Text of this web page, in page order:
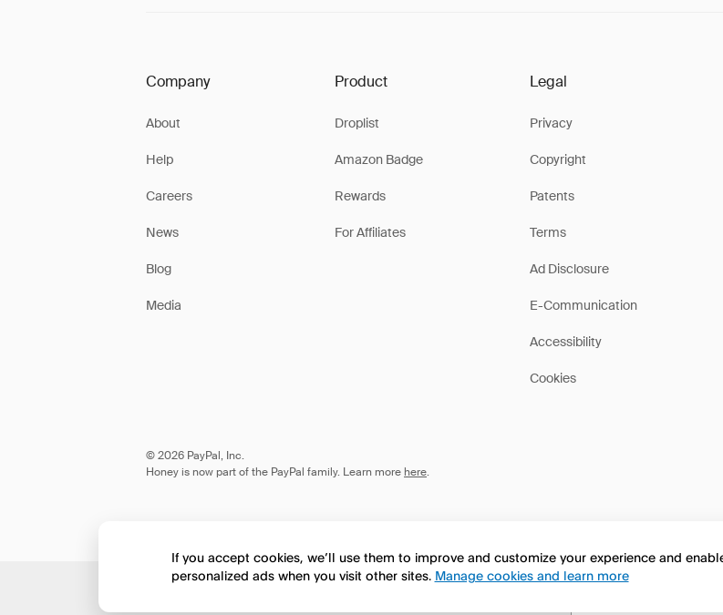
Company
About
Help
Careers
News
Blog
Media
Product
Droplist
Amazon Badge
Rewards
For Affiliates
Legal
Privacy
Copyright
Patents
Terms
Ad Disclosure
E-Communication
Accessibility
Cookies
© 2026 PayPal, Inc.
Honey is now part of the PayPal family. Learn more here.
If you accept cookies, we’ll use them to improve and customize your experience and
personalized ads when you visit other sites. Manage cookies and learn more